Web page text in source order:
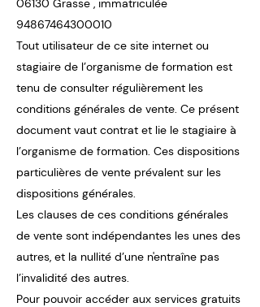
06130 Grasse , immatriculée
94867464300010
Tout utilisateur de ce site internet ou
stagiaire de l’organisme de formation est
tenu de consulter régulièrement les
conditions générales de vente. Ce présent
document vaut contrat et lie le stagiaire à
l’organisme de formation. Ces dispositions
particulières de vente prévalent sur les
dispositions générales.
Les clauses de ces conditions générales
de vente sont indépendantes les unes des
autres, et la nullité d’une n'entraîne pas
l’invalidité des autres.
Pour pouvoir accéder aux services gratuits